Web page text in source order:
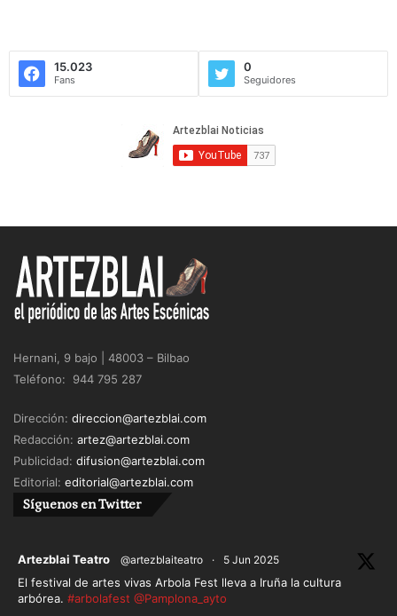
15.023
Fans
0
Seguidores
Hernani, 9 bajo | 48003 – Bilbao
Teléfono: 944 795 287
Dirección: direccion@artezblai.com
Redacción: artez@artezblai.com
Publicidad: difusion@artezblai.com
Editorial: editorial@artezblai.com
Síguenos en Twitter
Artezblai Teatro @artezblaiteatro · 5 Jun 2025
El festival de artes vivas Arbola Fest lleva a Iruña la cultura
arbórea. #arbolafest @Pamplona_ayto